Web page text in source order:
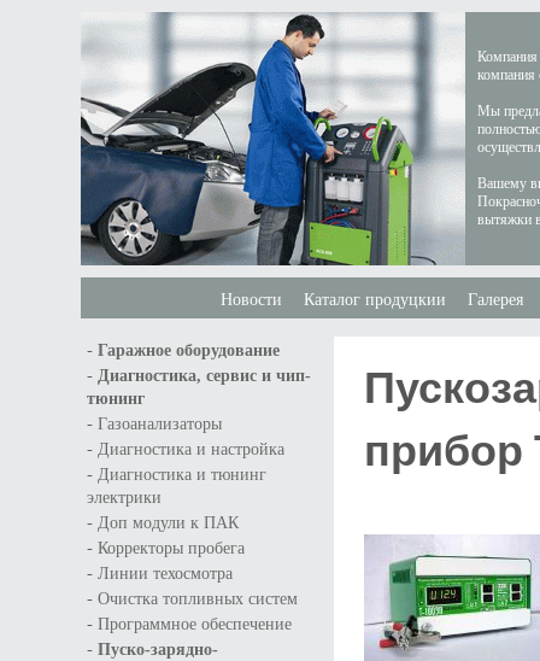
Компания
компания
Мы
Вашему
вытяжки
Новости Каталог продуцкии Галерея
- Гаражное оборудование
- Диагностика, сервис и чип-
тюнинг
- Газоанализаторы
- Диагностика и настройка
- Диагностика и тюнинг
электрики
- Доп модули к ПАК
- Корректоры пробега
- Линии техосмотра
- Очистка топливных систем
- Программное обеспечение
- Пуско-зарядно-
прибор